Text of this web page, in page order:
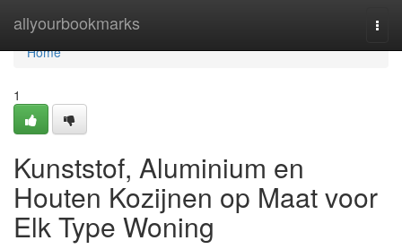
allyourbookmarks
Home
Home
1
Kunststof, Aluminium en
Houten Kozijnen op Maat voor
Elk Type Woning